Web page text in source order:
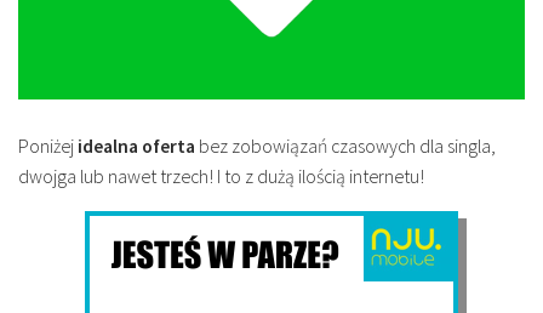
Poniżej idealna oferta bez zobowiązań czasowych dla singla,
dwojga lub nawet trzech! I to z dużą ilością internetu!